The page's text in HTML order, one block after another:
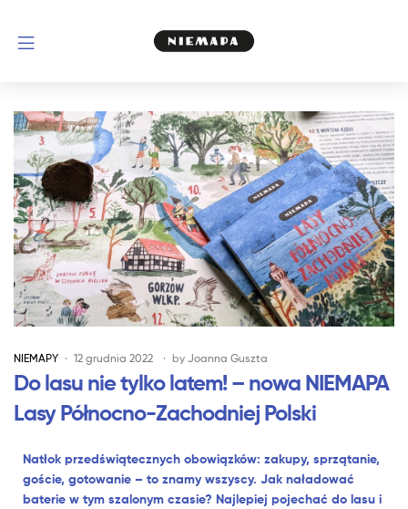
NIEMAPY 12 grudnia 2022 by Joanna Guszta
Do lasu nie tylko latem! – nowa NIEMAPA
Lasy Północno-Zachodniej Polski
Natłok przedświątecznych obowiązków: zakupy, sprzątanie,
goście, gotowanie – to znamy wszyscy. Jak naładować
baterie w tym szalonym czasie? Najlepiej pojechać do lasu i